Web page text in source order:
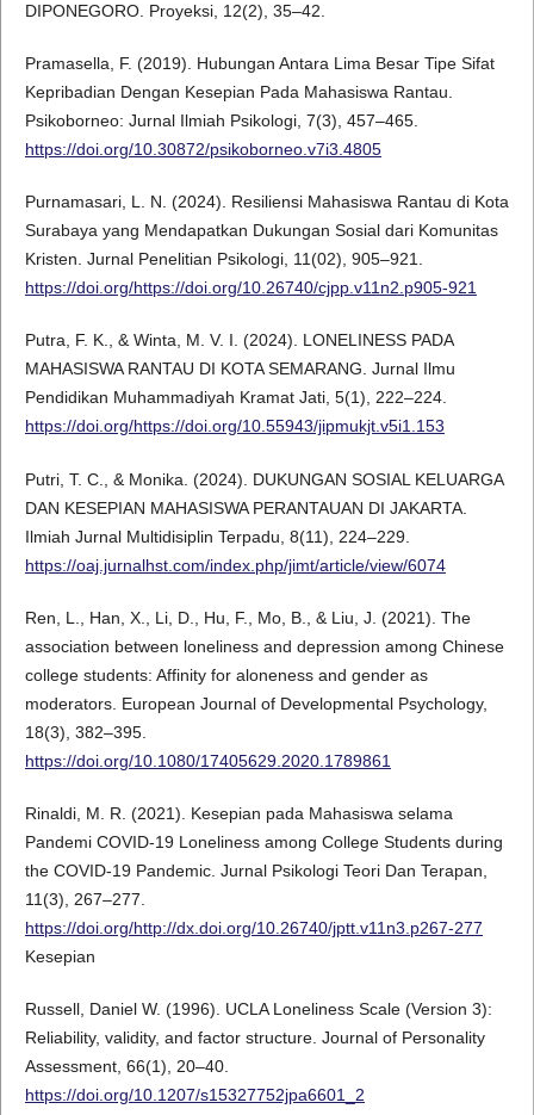
DIPONEGORO. Proyeksi, 12(2), 35–42.
Pramasella, F. (2019). Hubungan Antara Lima Besar Tipe Sifat
Kepribadian Dengan Kesepian Pada Mahasiswa Rantau.
Psikoborneo: Jurnal Ilmiah Psikologi, 7(3), 457–465.
https://doi.org/10.30872/psikoborneo.v7i3.4805
Purnamasari, L. N. (2024). Resiliensi Mahasiswa Rantau di Kota
Surabaya yang Mendapatkan Dukungan Sosial dari Komunitas
Kristen. Jurnal Penelitian Psikologi, 11(02), 905–921.
https://doi.org/https://doi.org/10.26740/cjpp.v11n2.p905-921
Putra, F. K., & Winta, M. V. I. (2024). LONELINESS PADA
MAHASISWA RANTAU DI KOTA SEMARANG. Jurnal Ilmu
Pendidikan Muhammadiyah Kramat Jati, 5(1), 222–224.
https://doi.org/https://doi.org/10.55943/jipmukjt.v5i1.153
Putri, T. C., & Monika. (2024). DUKUNGAN SOSIAL KELUARGA
DAN KESEPIAN MAHASISWA PERANTAUAN DI JAKARTA.
Ilmiah Jurnal Multidisiplin Terpadu, 8(11), 224–229.
https://oaj.jurnalhst.com/index.php/jimt/article/view/6074
Ren, L., Han, X., Li, D., Hu, F., Mo, B., & Liu, J. (2021). The
association between loneliness and depression among Chinese
college students: Affinity for aloneness and gender as
moderators. European Journal of Developmental Psychology,
18(3), 382–395.
https://doi.org/10.1080/17405629.2020.1789861
Rinaldi, M. R. (2021). Kesepian pada Mahasiswa selama
Pandemi COVID-19 Loneliness among College Students during
the COVID-19 Pandemic. Jurnal Psikologi Teori Dan Terapan,
11(3), 267–277.
https://doi.org/http://dx.doi.org/10.26740/jptt.v11n3.p267-277
Kesepian
Russell, Daniel W. (1996). UCLA Loneliness Scale (Version 3):
Reliability, validity, and factor structure. Journal of Personality
Assessment, 66(1), 20–40.
https://doi.org/10.1207/s15327752jpa6601_2